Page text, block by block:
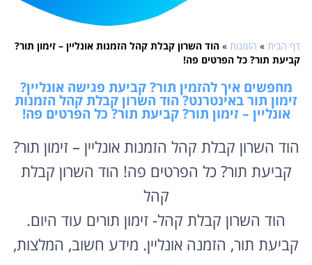
דף הבית » הזמנות » הוד השרון קבלת קהל הזמנות אונליין – זימון תור?
קביעת תור? כל הפרטים פה!
מחפשים איך להזמין תור? קביעת פגישה אונליין?
זימון תור באינטרנט? הוד השרון קבלת קהל הזמנות
אונליין – זימון תור? קביעת תור? כל הפרטים פה!
הוד השרון קבלת קהל הזמנות אונליין – זימון תור?
קביעת תור? כל הפרטים פה! הוד השרון קבלת
קהל
הוד השרון קבלת קהל- זימון תורים עוד היום.
קביעת תור, הזמנה אונליין. מידע חשוב, המלצות,